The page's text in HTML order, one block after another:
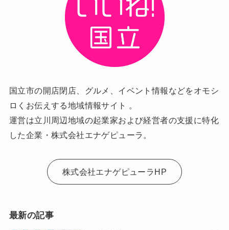
国立市の開店閉店、グルメ、イベント情報などをオモシ
ロくお伝えする地域情報サイト 。
運営は立川周辺地域の起業家および経営者の支援に特化
した企業・株式会社エナゲピューラ。
株式会社エナゲピューラHP
最新の記事